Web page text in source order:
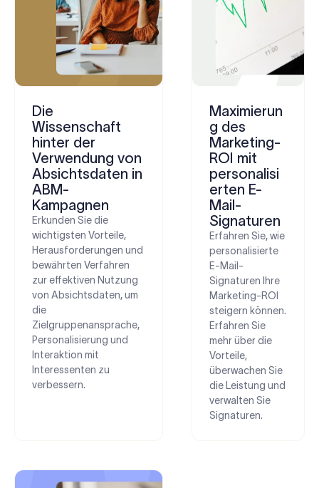
Die
Wissenschaft
hinter der
Verwendung von
Absichtsdaten in
ABM-
Kampagnen
Erkunden Sie die
wichtigsten Vorteile,
Herausforderungen und
bewährten Verfahren
zur effektiven Nutzung
von Absichtsdaten, um
die
Zielgruppenansprache,
Personalisierung und
Interaktion mit
Interessenten zu
verbessern.
Maximierun
g des
Marketing-
ROI mit
personalisi
erten E-
Mail-
Signaturen
Erfahren Sie, wie
personalisierte
E-Mail-
Signaturen Ihre
Marketing-ROI
steigern können.
Erfahren Sie
mehr über die
Vorteile,
überwachen Sie
die Leistung und
verwalten Sie
Signaturen.